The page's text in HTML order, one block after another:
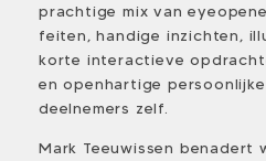
prachtige mix van
feiten, handige inzichten,
korte interactieve
en openhartige
deelnemers zelf.
Mark Teeuwissen benadert